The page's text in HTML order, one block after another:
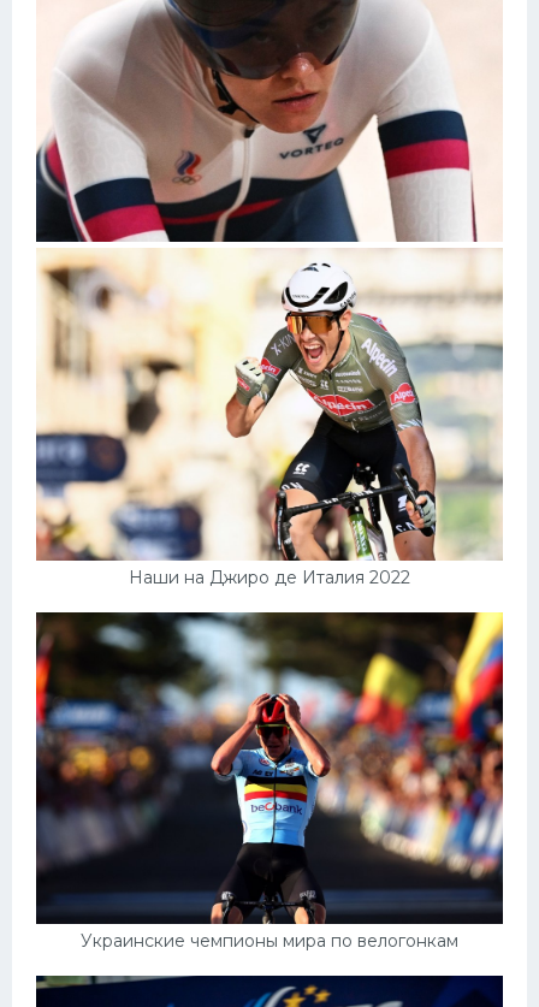
Наши на Джиро де Италия 2022
Украинские чемпионы мира по велогонкам